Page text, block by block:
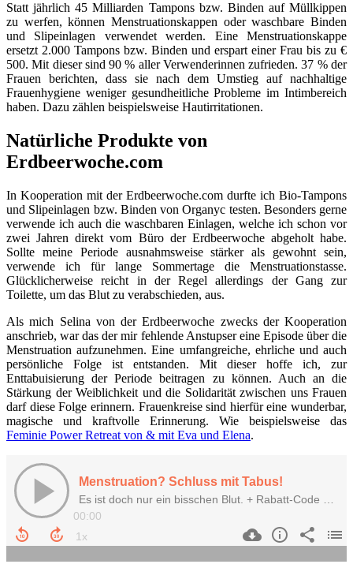
Statt jährlich 45 Milliarden Tampons bzw. Binden auf Müllkippen
zu werfen, können Menstruationskappen oder waschbare Binden
und Slipeinlagen verwendet werden. Eine Menstruationskappe
ersetzt 2.000 Tampons bzw. Binden und erspart einer Frau bis zu €
500. Mit dieser sind 90 % aller Verwenderinnen zufrieden. 37 % der
Frauen berichten, dass sie nach dem Umstieg auf nachhaltige
Frauenhygiene weniger gesundheitliche Probleme im Intimbereich
haben. Dazu zählen beispielsweise Hautirritationen.
Natürliche Produkte von
Erdbeerwoche.com
In Kooperation mit der Erdbeerwoche.com durfte ich Bio-Tampons
und Slipeinlagen bzw. Binden von Organyc testen. Besonders gerne
verwende ich auch die waschbaren Einlagen, welche ich schon vor
zwei Jahren direkt vom Büro der Erdbeerwoche abgeholt habe.
Sollte meine Periode ausnahmsweise stärker als gewohnt sein,
verwende ich für lange Sommertage die Menstruationstasse.
Glücklicherweise reicht in der Regel allerdings der Gang zur
Toilette, um das Blut zu verabschieden, aus.
Als mich Selina von der Erdbeerwoche zwecks der Kooperation
anschrieb, war das der mir fehlende Anstupser eine Episode über die
Menstruation aufzunehmen. Eine umfangreiche, ehrliche und auch
persönliche Folge ist entstanden. Mit dieser hoffe ich, zur
Enttabuisierung der Periode beitragen zu können. Auch an die
Stärkung der Weiblichkeit und die Solidarität zwischen uns Frauen
darf diese Folge erinnern. Frauenkreise sind hierfür eine wunderbar,
magische und kraftvolle Erinnerung. Wie beispielsweise das
Feminie Power Retreat von & mit Eva und Elena.